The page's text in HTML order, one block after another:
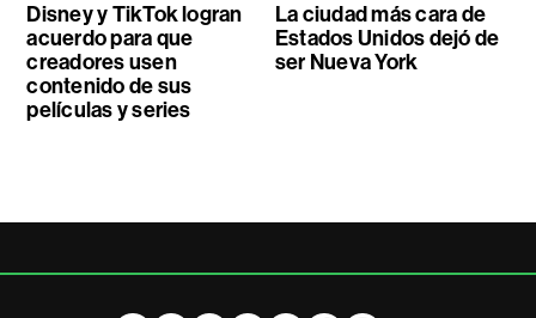
Disney y TikTok logran
acuerdo para que
creadores usen
contenido de sus
películas y series
La ciudad más cara de
Estados Unidos dejó de
ser Nueva York